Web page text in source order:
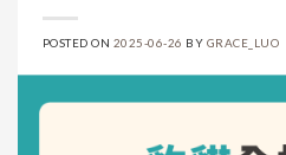
POSTED ON 2025-06-26 BY GRACE_LUO